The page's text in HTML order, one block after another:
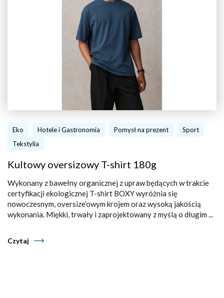
Eko Hotele i Gastronomia Pomysł na prezent
Sport
Tekstylia
Kultowy oversizowy T-shirt 180g
Wykonany z bawełny organicznej z upraw będących w trakcie
certyfikacji ekologicznej T-shirt BOXY wyróżnia się
nowoczesnym, oversize’owym krojem oraz wysoką jakością
wykonania. Miękki, trwały i zaprojektowany z myślą o długim ...
Czytaj